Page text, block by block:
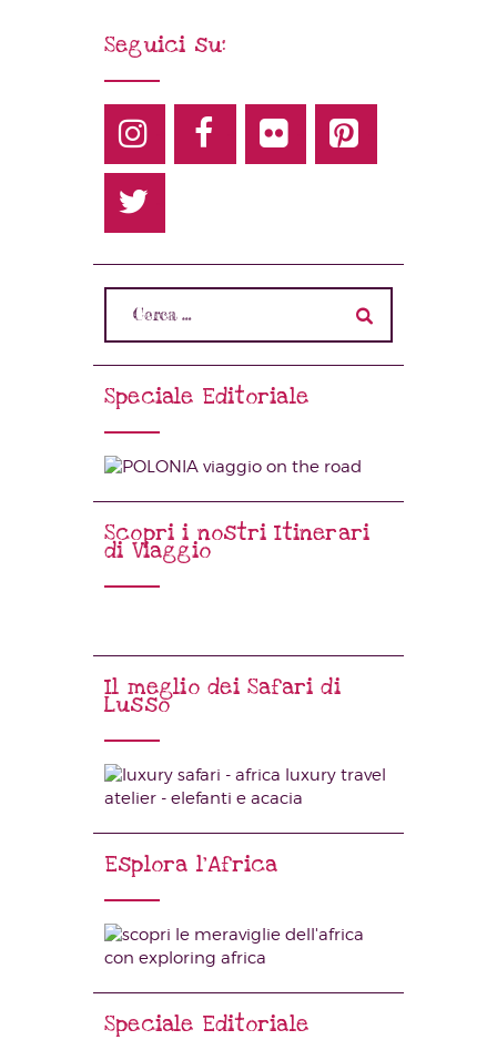
Seguici su:
Speciale Editoriale
Scopri i nostri Itinerari
di Viaggio
Il meglio dei Safari di
Lusso
Esplora l’Africa
Speciale Editoriale